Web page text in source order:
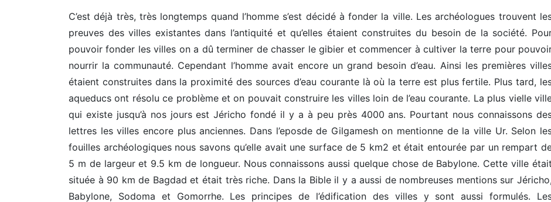
C’est déjà très, très longtemps quand l’homme s’est décidé à fonder la ville. Les archéologues trouvent
preuves des villes existantes dans l’antiquité et qu’elles étaient construites du besoin de la société.
pouvoir fonder les villes on a dû terminer de chasser le gibier et commencer à cultiver la terre pour
nourrir la communauté. Cependant l’homme avait encore un grand besoin d’eau. Ainsi les premières
étaient construites dans la proximité des sources d’eau courante là où la terre est plus fertile. Plus tard,
aqueducs ont résolu ce problème et on pouvait construire les villes loin de l’eau courante. La plus vielle
qui existe jusqu’à nos jours est Jéricho fondé il y a à peu près 4000 ans. Pourtant nous connaissons
lettres les villes encore plus anciennes. Dans l’eposde de Gilgamesh on mentionne de la ville Ur. Selon
fouilles archéologiques nous savons qu’elle avait une surface de 5 km2 et était entourée par un rempart
5 m de largeur et 9.5 km de longueur. Nous connaissons aussi quelque chose de Babylone. Cette ville était
située à 90 km de Bagdad et était très riche. Dans la Bible il y a aussi de nombreuses mentions sur Jéricho,
Babylone, Sodoma et Gomorrhe. Les principes de l’édification des villes y sont aussi formulés.